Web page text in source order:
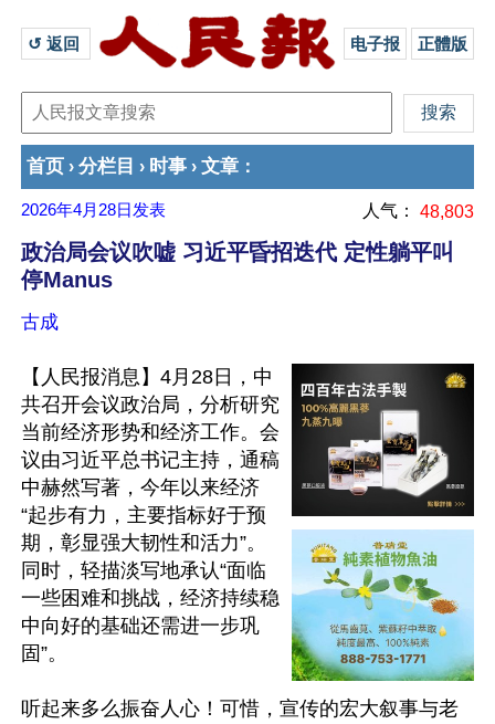
↺ 返回 电子报 正體版
首页 › 分栏目 › 时事 › 文章 ：
2026年4月28日 发表 人气： 48,803
政治局会议吹嘘 习近平昏招迭代 定性躺平叫
停Manus
古成
【人民报消息】4月28日，中
共召开会议政治局，分析研究
当前经济形势和经济工作。会
议由习近平总书记主持，通稿
中赫然写著，今年以来经济
“起步有力，主要指标好于预
期，彰显强大韧性和活力”。
同时，轻描淡写地承认“面临
一些困难和挑战，经济持续稳
中向好的基础还需进一步巩
固”。
听起来多么振奋人心！可惜，宣传的宏大叙事与老